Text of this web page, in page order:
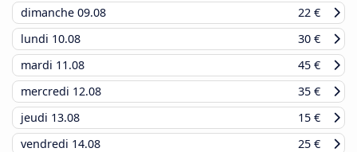
dimanche 09.08
22 €
lundi 10.08
30 €
mardi 11.08
45 €
mercredi 12.08
35 €
jeudi 13.08
15 €
vendredi 14.08 25 €